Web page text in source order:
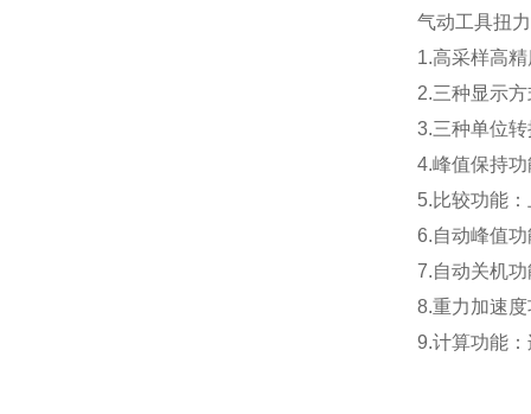
气动工具扭
1.高采样高
2.三种显示
3.三种单位转
4.峰值保持
5.比较功能
6.自动峰值
7.自动关机
8.重力加速
9.计算功能